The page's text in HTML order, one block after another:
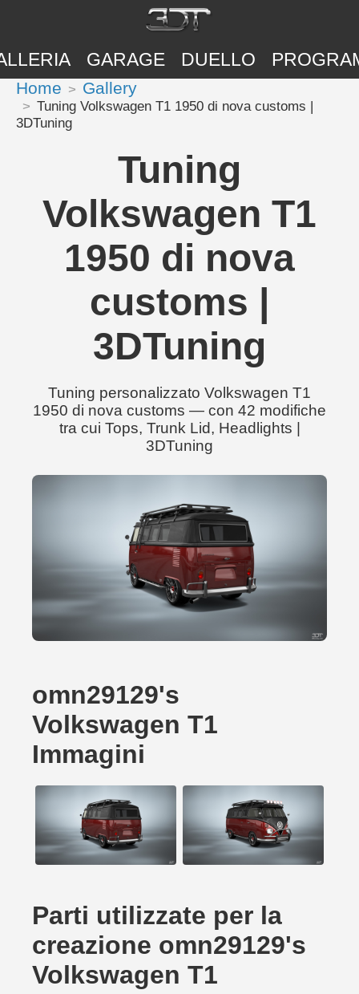
GARAGE DUELLO
Home Gallery
Tuning Volkswagen T1 1950 di nova customs |
3DTuning
Tuning
Volkswagen T1
1950 di nova
customs |
3DTuning
Tuning personalizzato Volkswagen T1
1950 di nova customs — con 42 modifiche
tra cui Tops, Trunk Lid, Headlights |
3DTuning
omn29129's
Volkswagen T1
Immagini
Parti utilizzate per la
creazione omn29129's
Volkswagen T1